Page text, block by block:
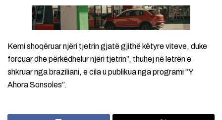
Kemi shoqëruar njëri tjetrin gjatë gjithë këtyre viteve, duke
forcuar dhe përkëdhelur njëri tjetrin”, thuhej në letrën e
shkruar nga braziliani, e cila u publikua nga programi “Y
Ahora Sonsoles”.